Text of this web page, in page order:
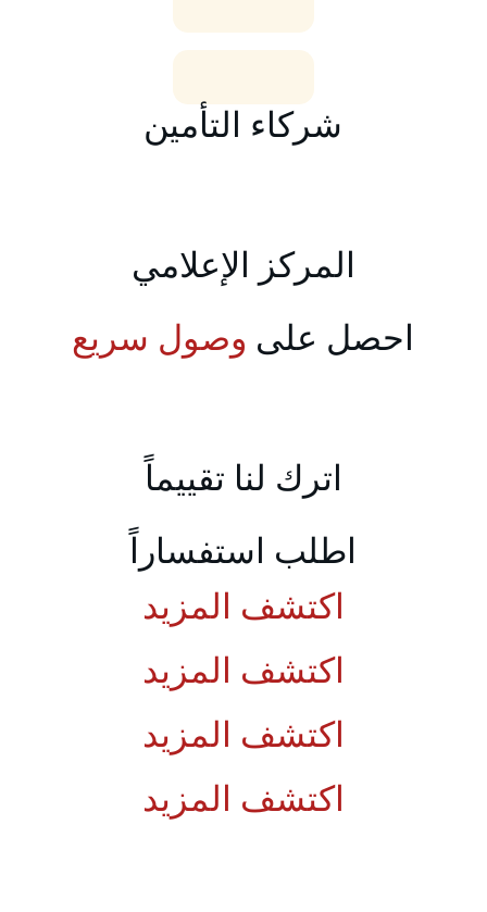
شركاء التأمين
المركز الإعلامي
اترك لنا تقييماً
اطلب استفساراً
اكتشف المزيد
اكتشف المزيد
اكتشف المزيد
اكتشف المزيد
احصل على وصول سريع